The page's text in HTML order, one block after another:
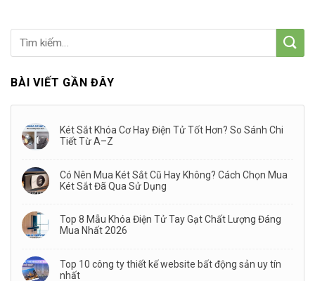
BÀI VIẾT GẦN ĐÂY
Két Sắt Khóa Cơ Hay Điện Tử Tốt Hơn? So Sánh Chi
Tiết Từ A–Z
Có Nên Mua Két Sắt Cũ Hay Không? Cách Chọn Mua
Két Sắt Đã Qua Sử Dụng
Top 8 Mẫu Khóa Điện Tử Tay Gạt Chất Lượng Đáng
Mua Nhất 2026
Top 10 công ty thiết kế website bất động sản uy tín
nhất